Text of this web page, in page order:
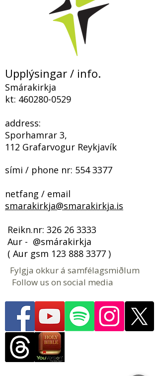
Upplýsingar / info.
Smárakirkja
kt: 460280-0529
address:
Sporhamrar 3,
112 Grafarvogur Reykjavík
sími / phone nr: 554 3377
netfang / email
smarakirkja@smarakirkja.is
​​​ Reikn.nr: 326 26 3333
Aur - @smárakirkja
( Aur gsm 123 888 3377 )
Fylgja okkur á samfélagsmiðlum
Follow us on social media